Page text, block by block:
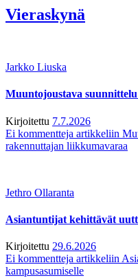
Vieraskynä
Jarkko Liuska
Muuntojoustava
Kirjoitettu 7.7.2026
Ei kommentteja artikkeliin
rakennuttajan liikkumavaraa
Jethro Ollaranta
Asiantuntijat kehittävät
Kirjoitettu 29.6.2026
Ei kommentteja artikkeliin
kampusasumiselle